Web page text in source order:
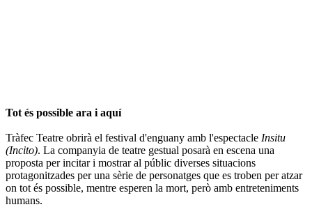
Tot és possible ara i aquí
Tràfec Teatre obrirà el festival d'enguany amb l'espectacle Insitu
(Incito). La companyia de teatre gestual posarà en escena una
proposta per incitar i mostrar al públic diverses situacions
protagonitzades per una sèrie de personatges que es troben per atzar
on tot és possible, mentre esperen la mort, però amb entreteniments
humans.